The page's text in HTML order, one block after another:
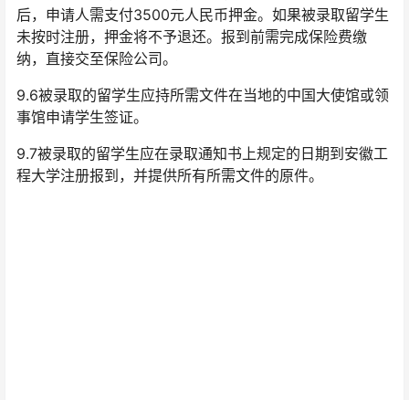
后，申请人需支付3500元人民币押金。如果被录取留学生
未按时注册，押金将不予退还。报到前需完成保险费缴
纳，直接交至保险公司。
9.6被录取的留学生应持所需文件在当地的中国大使馆或领
事馆申请学生签证。
9.7被录取的留学生应在录取通知书上规定的日期到安徽工
程大学注册报到，并提供所有所需文件的原件。